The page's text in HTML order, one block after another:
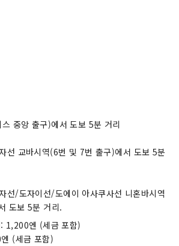
중앙 출구)에서 도보 5분 거리
선 교바시역(6번 및 7번 출구)에서 도보 5분
선/도자이선/도에이 아사쿠사선 니혼바시역
도보 5분 거리.
1,200엔 (세금 포함)
(세금 포함)